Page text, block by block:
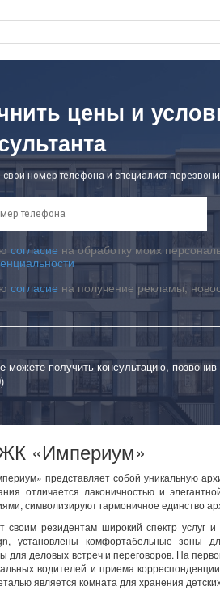
цены и
свой номер телефона и специалист
согласие на обработку моих
согласие на получение рекламы,
можете получить консультацию,
«Империум»
представляет собой уникальную
отличается лаконичностью и
символизируют гармоничное единство
своим резидентам широкий спектр
установлены комфортабельные зоны
для деловых встреч и переговоров. На
водителей и приема
является комната для хранения